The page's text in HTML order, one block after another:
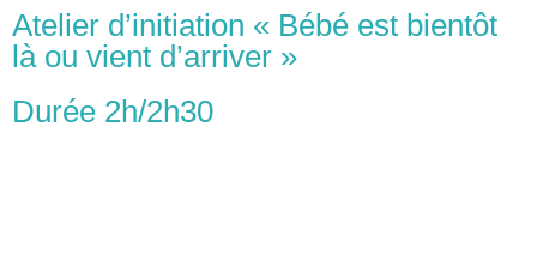
Atelier d’initiation « Bébé est bientôt
là ou vient d’arriver »
Durée 2h/2h30